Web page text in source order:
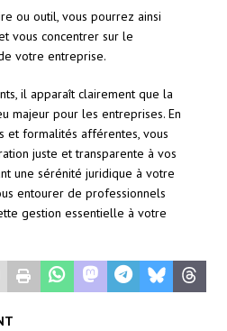
ou outil, vous pourrez ainsi
vous concentrer sur le
votre entreprise.
il apparaît clairement que la
majeur pour les entreprises. En
et formalités afférentes, vous
juste et transparente à vos
une sérénité juridique à votre
entourer de professionnels
gestion essentielle à votre